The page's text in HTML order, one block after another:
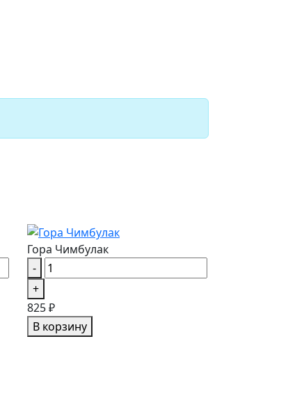
Гора Чимбулак
-
+
825 ₽
В корзину